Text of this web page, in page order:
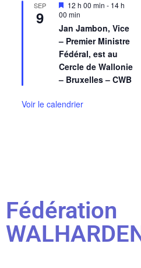
SEP
9
Mis
en
avant
12 h 00 min - 14 h
00 min
Jan Jambon, Vice
– Premier Ministre
Fédéral, est au
Cercle de Wallonie
– Bruxelles – CWB
Voir le calendrier
Fédération